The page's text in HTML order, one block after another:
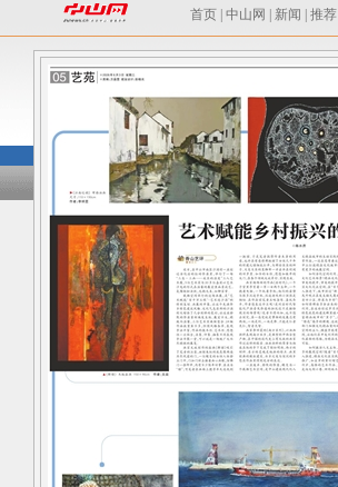
首页 中山网 新闻 推荐